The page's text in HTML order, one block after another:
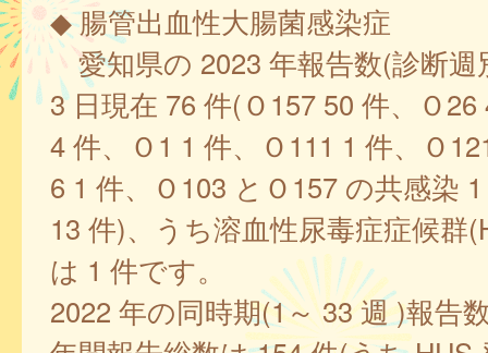
◆ 腸管出血性大腸菌感染症
愛知県の 2023 年報告数(診断週
3 日現在 76 件(Ｏ157 50 件、Ｏ26
4 件、Ｏ1 1 件、Ｏ111 1 件、Ｏ
6 1 件、Ｏ103 とＯ157 の共感染
13 件)、うち溶血性尿毒症症候群
は 1 件です。
2022 年の同時期(1～ 33 週 )報告